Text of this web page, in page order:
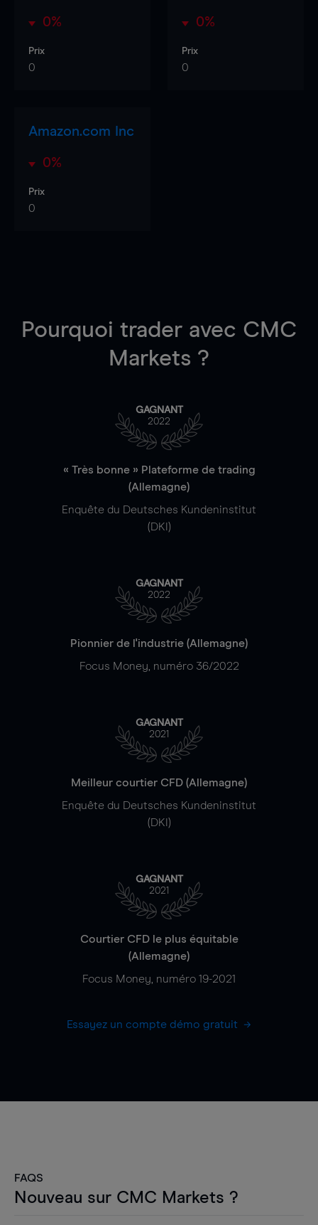
0%
Prix
0
0%
Prix
0
Amazon.com Inc
0%
Prix
0
Pourquoi trader avec CMC
Markets ?
GAGNANT
2022
« Très bonne » Plateforme de trading
(Allemagne)
Enquête du Deutsches Kundeninstitut
(DKI)
GAGNANT
2022
Pionnier de l'industrie (Allemagne)
Focus Money, numéro 36/2022
GAGNANT
2021
Meilleur courtier CFD (Allemagne)
Enquête du Deutsches Kundeninstitut
(DKI)
GAGNANT
2021
Courtier CFD le plus équitable
(Allemagne)
Focus Money, numéro 19-2021
Essayez un compte démo gratuit
FAQS
Nouveau sur CMC Markets ?